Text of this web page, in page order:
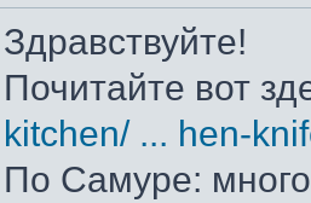
Здравствуйте!
Почитайте вот
kitchen/ ... hen-
По Самуре: много